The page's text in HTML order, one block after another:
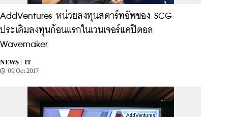
AddVentures หน่วยลงทุนสตาร์ทอัพของ SCG
ประเดิมลงทุนก้อนแรกในเวนเจอร์แคปิตอล
Wavemaker
NEWS |
IT
09 Oct 2017